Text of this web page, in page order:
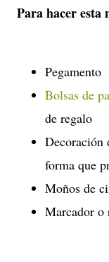
Para hacer esta
Pegamento
Bolsas de
de regalo
Decoración
forma que
Moños de
Marcador o